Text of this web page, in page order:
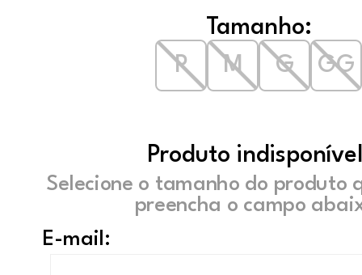
Tamanho:
P
M G GG
Produto
Selecione o tamanho do produto
preencha o campo
E-mail: